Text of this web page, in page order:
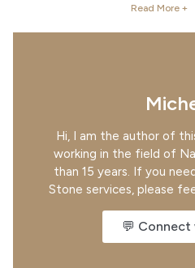
Read More +
Hi, I am the author of
working in the field of
than 15 years. If you
Stone services, please
💬